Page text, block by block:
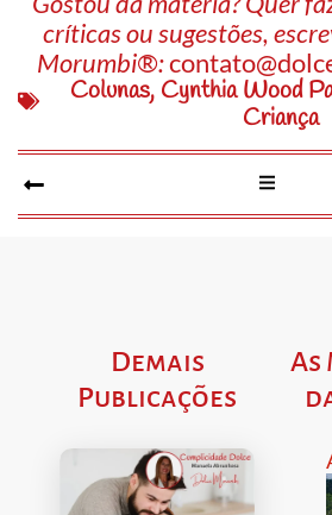
críticas ou sugestões,
Morumbi®:
Colunas, Cynthia Wood
Criança
Demais
Publicações
As